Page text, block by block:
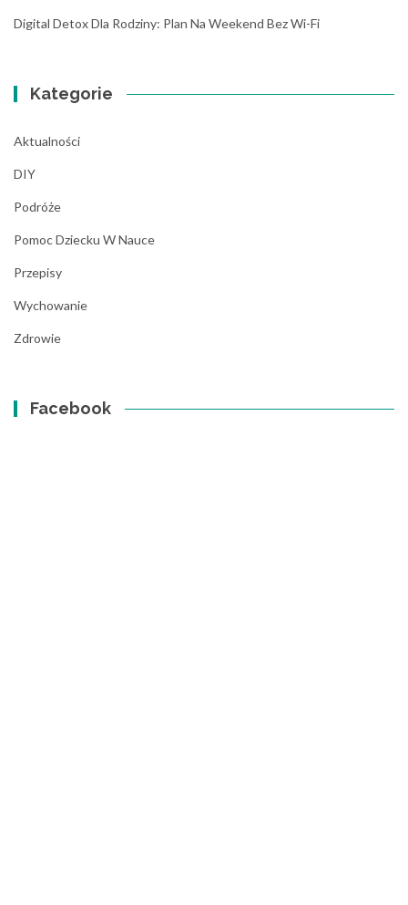
Digital Detox Dla Rodziny: Plan Na Weekend Bez Wi-Fi
Kategorie
Aktualności
DIY
Podróże
Pomoc Dziecku W Nauce
Przepisy
Wychowanie
Zdrowie
Facebook